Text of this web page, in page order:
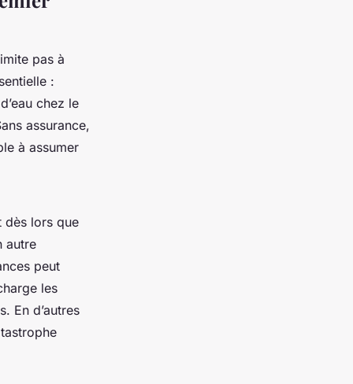
pas à
:
chez le
assurance,
à assumer
dès lors que
autre
peut
les
En d’autres